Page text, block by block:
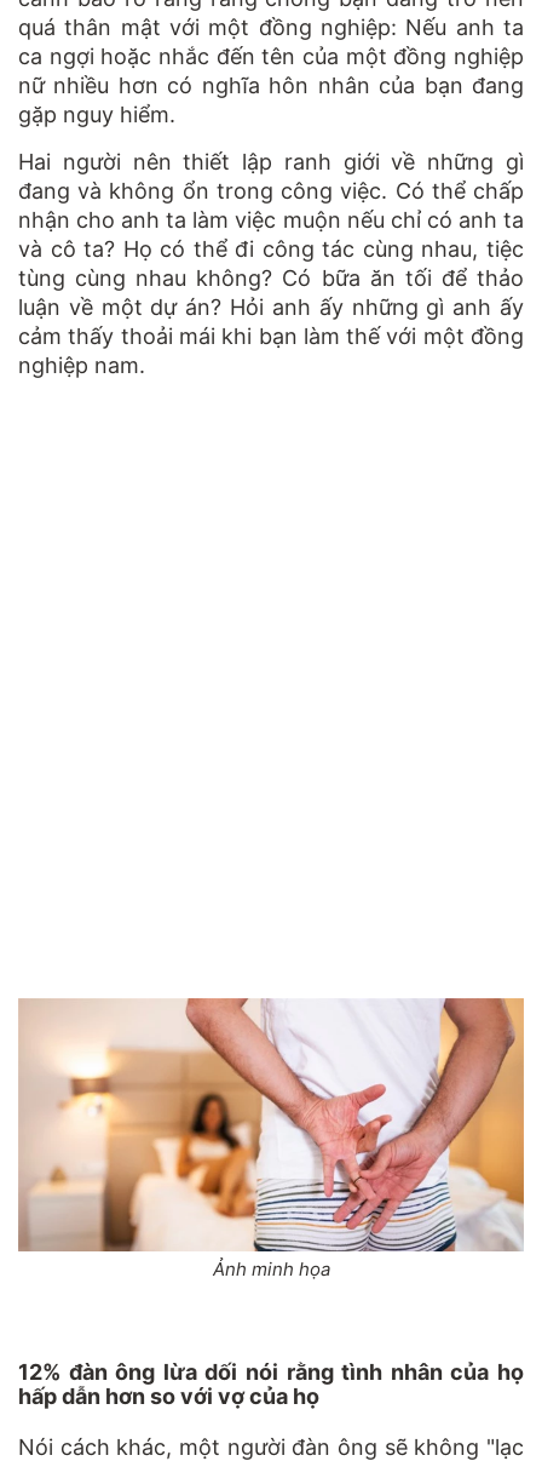
quá thân mật với một đồng nghiệp: Nếu anh ta
ca ngợi hoặc nhắc đến tên của một đồng nghiệp
nữ nhiều hơn có nghĩa hôn nhân của bạn đang
gặp nguy hiểm.
Hai người nên thiết lập ranh giới về những gì
đang và không ổn trong công việc. Có thể chấp
nhận cho anh ta làm việc muộn nếu chỉ có anh ta
và cô ta? Họ có thể đi công tác cùng nhau, tiệc
tùng cùng nhau không? Có bữa ăn tối để thảo
luận về một dự án? Hỏi anh ấy những gì anh ấy
cảm thấy thoải mái khi bạn làm thế với một đồng
nghiệp nam.
Ảnh minh họa
12% đàn ông lừa dối nói rằng tình nhân của họ
hấp dẫn hơn so với vợ của họ
Nói cách khác, một người đàn ông sẽ không "lạc